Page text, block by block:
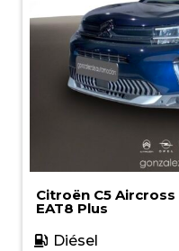
Citroën C5 Aircross
EAT8 Plus
Diésel